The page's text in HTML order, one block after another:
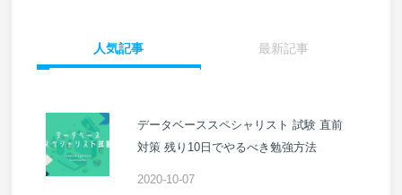
人気記事 最新記事
データベーススペシャリスト 試験 直前
対策 残り10日でやるべき勉強方法
2020-10-07